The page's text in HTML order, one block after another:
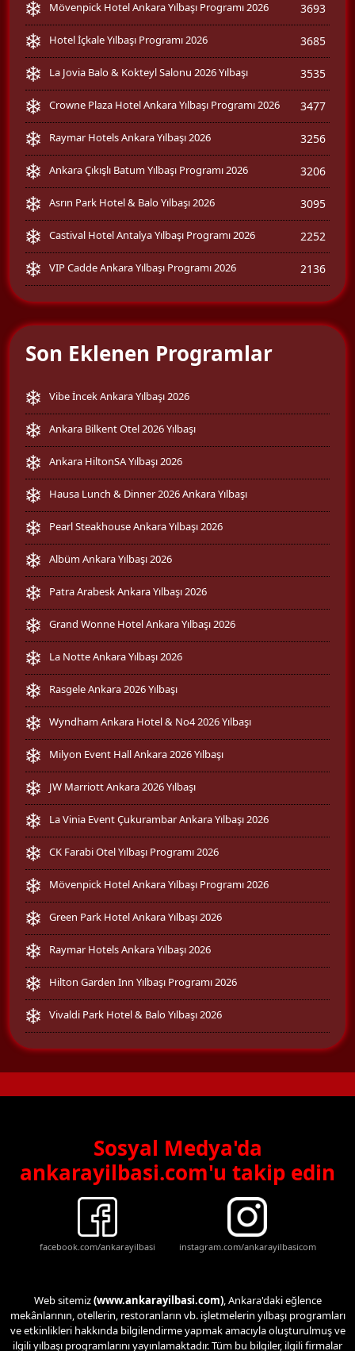
Mövenpick Hotel Ankara Yılbaşı Programı 2026 3693
Hotel İçkale Yılbaşı Programı 2026 3685
La Jovia Balo & Kokteyl Salonu 2026 Yılbaşı 3535
Crowne Plaza Hotel Ankara Yılbaşı Programı 2026 3477
Raymar Hotels Ankara Yılbaşı 2026 3256
Ankara Çıkışlı Batum Yılbaşı Programı 2026 3206
Asrın Park Hotel & Balo Yılbaşı 2026 3095
Castival Hotel Antalya Yılbaşı Programı 2026 2252
VIP Cadde Ankara Yılbaşı Programı 2026 2136
Son Eklenen Programlar
Vibe İncek Ankara Yılbaşı 2026
Ankara Bilkent Otel 2026 Yılbaşı
Ankara HiltonSA Yılbaşı 2026
Hausa Lunch & Dinner 2026 Ankara Yılbaşı
Pearl Steakhouse Ankara Yılbaşı 2026
Albüm Ankara Yılbaşı 2026
Patra Arabesk Ankara Yılbaşı 2026
Grand Wonne Hotel Ankara Yılbaşı 2026
La Notte Ankara Yılbaşı 2026
Rasgele Ankara 2026 Yılbaşı
Wyndham Ankara Hotel & No4 2026 Yılbaşı
Milyon Event Hall Ankara 2026 Yılbaşı
JW Marriott Ankara 2026 Yılbaşı
La Vinia Event Çukurambar Ankara Yılbaşı 2026
CK Farabi Otel Yılbaşı Programı 2026
Mövenpick Hotel Ankara Yılbaşı Programı 2026
Green Park Hotel Ankara Yılbaşı 2026
Raymar Hotels Ankara Yılbaşı 2026
Hilton Garden Inn Yılbaşı Programı 2026
Vivaldi Park Hotel & Balo Yılbaşı 2026
Sosyal Medya'da
ankarayilbasi.com'u takip edin
facebook.com/ankarayilbasi instagram.com/ankarayilbasicom
Web sitemiz(www.ankarayilbasi.com), Ankara'daki eğlence
mekânlarının, otellerin, restoranların vb. işletmelerin yılbaşı programları
ve etkinlikleri hakkında bilgilendirme yapmak amacıyla oluşturulmuş ve
ilgili yılbaşı programlarını yayınlamaktadır. Tüm bu bilgiler, ilgili firmalar